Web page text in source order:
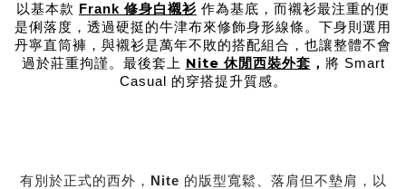
以基本款 Frank 修身白襯衫 作為基底，而襯衫最注重的便
是俐落度，透過硬挺的牛津布來修飾身形線條。下身則選用
丹寧直筒褲，與襯衫是萬年不敗的搭配組合，也讓整體不會
過於莊重拘謹。最後套上 Nite 休閒西裝外套 ， 將 Smart
Casual 的穿搭提升質感。
有別於正式的西外， Nite 的版型寬鬆、落肩但不墊肩，以